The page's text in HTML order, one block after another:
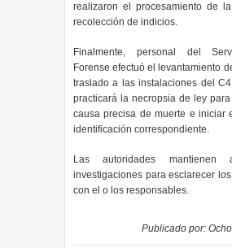
realizaron el procesamiento de
recolección de indicios.
Finalmente, personal del
Forense efectuó el levantamiento
traslado a las instalaciones del
practicará la necropsia de ley
causa precisa de muerte e iniciar
identificación correspondiente.
Las autoridades mantienen
investigaciones para esclarecer
con el o los responsables.
Publicado por: